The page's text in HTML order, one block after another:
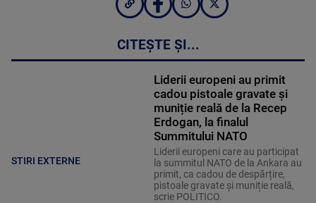
CITEȘTE ȘI...
STIRI EXTERNE
Liderii europeni au primit
cadou pistoale gravate și
muniție reală de la Recep
Erdogan, la finalul
Summitului NATO
Liderii europeni care au participat
la summitul NATO de la Ankara au
primit, ca cadou de despărțire,
pistoale gravate și muniție reală,
scrie POLITICO.